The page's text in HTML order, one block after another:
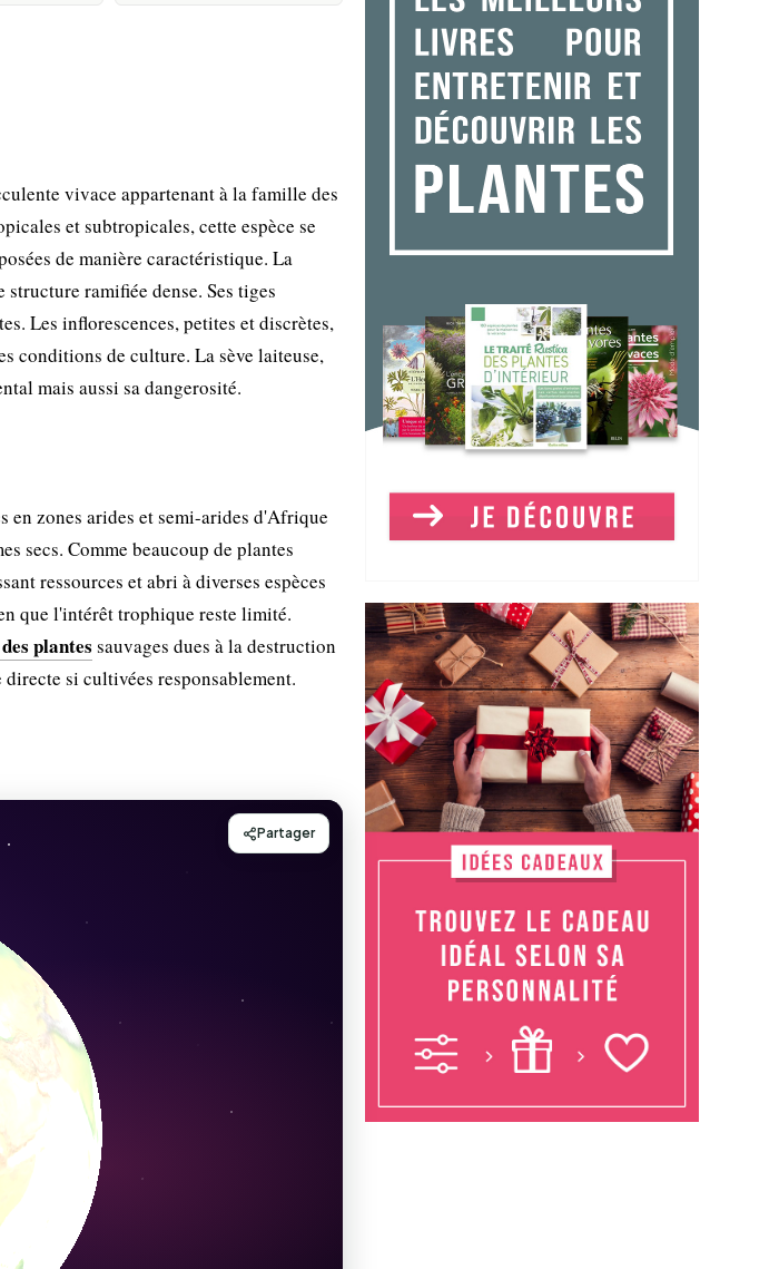
vivace appartenant à la famille des
et subtropicales, cette espèce se
de manière caractéristique. La
ramifiée dense. Ses tiges
Les inflorescences, petites et discrètes,
conditions de culture. La sève laiteuse,
mais aussi sa dangerosité.
en zones arides et semi-arides d'Afrique
secs. Comme beaucoup de plantes
ressources et abri à diverses espèces
que l'intérêt trophique reste limité.
plantes sauvages dues à la destruction
si cultivées responsablement.